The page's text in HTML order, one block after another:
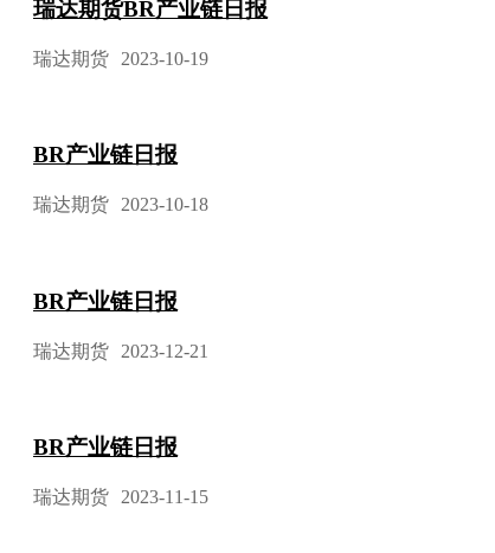
瑞达期货BR产业链日报
瑞达期货 2023-10-19
BR产业链日报
瑞达期货 2023-10-18
BR产业链日报
瑞达期货 2023-12-21
BR产业链日报
瑞达期货 2023-11-15